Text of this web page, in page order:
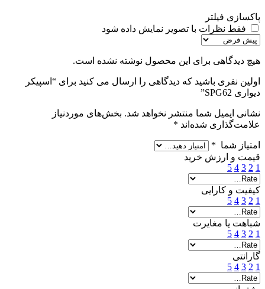
پاکسازی فیلتر
فقط نظرات با تصویر نمایش داده شود
هیچ دیدگاهی برای این محصول نوشته نشده است.
اولین نفری باشید که دیدگاهی را ارسال می کنید برای “اسپیکر
دیواری SPG62”
نشانی ایمیل شما منتشر نخواهد شد. بخش‌های موردنیاز
علامت‌گذاری شده‌اند *
امتیاز شما *
قیمت و ارزش خرید
1
2
3
4
5
کیفیت و کارایی
1
2
3
4
5
شباهت یا مغایرت
1
2
3
4
5
گارانتی
1
2
3
4
5